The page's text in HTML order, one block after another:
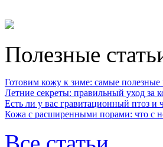
Полезные
Готовим кожу к зиме: самые
Летние секреты: правильный уход за
Есть ли у вас гравитационный птоз и
Кожа с расширенными порами: что с